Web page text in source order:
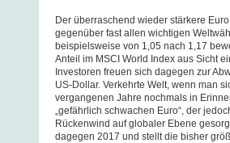
Der überraschend wieder stärkere
gegenüber fast allen wichtigen
beispielsweise von 1,05 nach 1,17
Anteil im MSCI World Index aus Sicht
Investoren freuen sich dagegen zur
US-Dollar. Verkehrte Welt, wenn man
vergangenen Jahre nochmals in
„gefährlich schwachen Euro“, der
Rückenwind auf globaler Ebene
dagegen 2017 und stellt die bisher